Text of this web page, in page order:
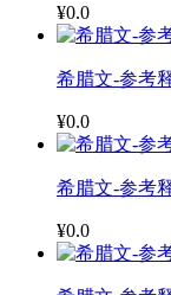
¥0.0
希腊文-参考
¥0.0
希腊文-参考
¥0.0